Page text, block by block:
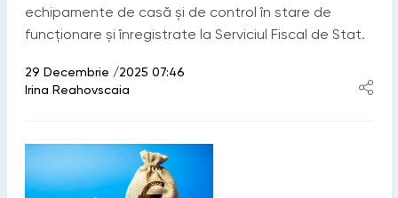
echipamente de casă și de control în stare de
funcționare și înregistrate la Serviciul Fiscal de Stat.
29 Decembrie /2025 07:46
Irina Reahovscaia